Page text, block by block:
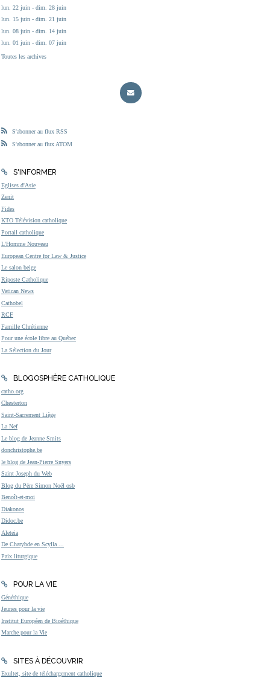
lun. 22 juin - dim. 28 juin
lun. 15 juin - dim. 21 juin
lun. 08 juin - dim. 14 juin
lun. 01 juin - dim. 07 juin
Toutes les archives
S'abonner au flux RSS
S'abonner au flux ATOM
S'INFORMER
Eglises d'Asie
Zenit
Fides
KTO Télévision catholique
Portail catholique
L'Homme Nouveau
European Centre for Law & Justice
Le salon beige
Riposte Catholique
Vatican News
Cathobel
RCF
Famille Chrétienne
Pour une école libre au Québec
La Sélection du Jour
BLOGOSPHÈRE CATHOLIQUE
catho.org
Chesterton
Saint-Sacrement Liège
La Nef
Le blog de Jeanne Smits
donchristophe.be
le blog de Jean-Pierre Snyers
Saint Joseph du Web
Blog du Père Simon Noël osb
Benoît-et-moi
Diakonos
Didoc.be
Aleteia
De Charybde en Scylla ...
Paix liturgique
POUR LA VIE
Généthique
Jeunes pour la vie
Institut Européen de Bioéthique
Marche pour la Vie
SITES À DÉCOUVRIR
Exultet, site de téléchargement catholique